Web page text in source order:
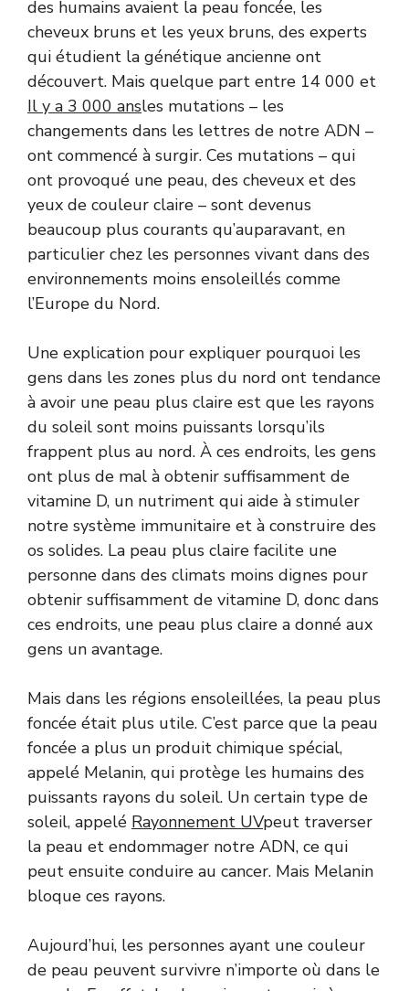
des humains avaient la peau foncée, les
cheveux bruns et les yeux bruns, des experts
qui étudient la génétique ancienne ont
découvert. Mais quelque part entre 14 000 et
Il y a 3 000 ansles mutations – les
changements dans les lettres de notre ADN –
ont commencé à surgir. Ces mutations – qui
ont provoqué une peau, des cheveux et des
yeux de couleur claire – sont devenus
beaucoup plus courants qu’auparavant, en
particulier chez les personnes vivant dans des
environnements moins ensoleillés comme
l’Europe du Nord.
Une explication pour expliquer pourquoi les
gens dans les zones plus du nord ont tendance
à avoir une peau plus claire est que les rayons
du soleil sont moins puissants lorsqu’ils
frappent plus au nord. À ces endroits, les gens
ont plus de mal à obtenir suffisamment de
vitamine D, un nutriment qui aide à stimuler
notre système immunitaire et à construire des
os solides. La peau plus claire facilite une
personne dans des climats moins dignes pour
obtenir suffisamment de vitamine D, donc dans
ces endroits, une peau plus claire a donné aux
gens un avantage.
Mais dans les régions ensoleillées, la peau plus
foncée était plus utile. C’est parce que la peau
foncée a plus un produit chimique spécial,
appelé Melanin, qui protège les humains des
puissants rayons du soleil. Un certain type de
soleil, appelé Rayonnement UVpeut traverser
la peau et endommager notre ADN, ce qui
peut ensuite conduire au cancer. Mais Melanin
bloque ces rayons.
Aujourd’hui, les personnes ayant une couleur
de peau peuvent survivre n’importe où dans le